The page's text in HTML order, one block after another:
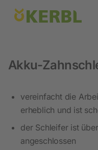
Akku-
vereinfacht die
erheblich und ist
der Schleifer ist
angeschlossen